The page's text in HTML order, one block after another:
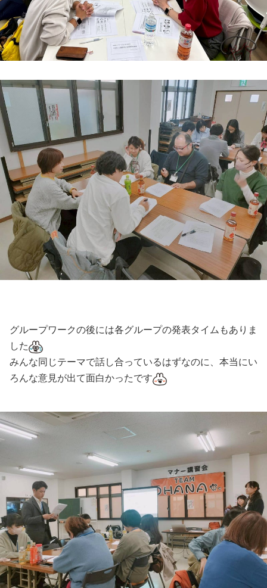
グループワークの後には各グループの発表タイムもありま
した
みんな同じテーマで話し合っているはずなのに、本当にい
ろんな意見が出て面白かったです